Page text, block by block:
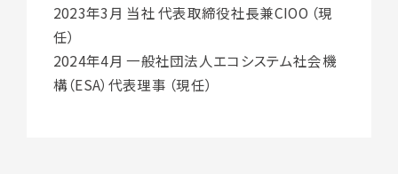
2023年3月 当社 代表取締役社長兼CIOO （現
任）
2024年4月 一般社団法人エコシステム社会機
構（ESA）代表理事 （現任）